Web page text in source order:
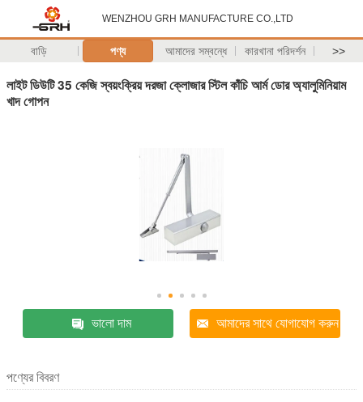
WENZHOU GRH MANUFACTURE CO.,LTD
বাড়ি পণ্য আমাদের সম্বন্ধে কারখানা পরিদর্শন >>
লাইট ডিউটি ​​35 কেজি স্বয়ংক্রিয় দরজা ক্লোজার স্টিল কাঁচি আর্ম ডোর অ্যালুমিনিয়াম
খাদ গোপন
ভালো দাম আমাদের সাথে যোগাযোগ করুন
পণ্যের বিবরণ